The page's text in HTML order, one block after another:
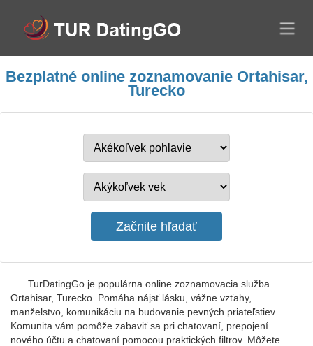
Bezplatné online zoznamovanie Ortahisar,
Turecko
TurDatingGo je populárna online zoznamovacia služba
Ortahisar, Turecko. Pomáha nájsť lásku, vážne vzťahy,
manželstvo, komunikáciu na budovanie pevných priateľstiev.
Komunita vám pomôže zabaviť sa pri chatovaní, prepojení
nového účtu a chatovaní pomocou praktických filtrov. Môžete